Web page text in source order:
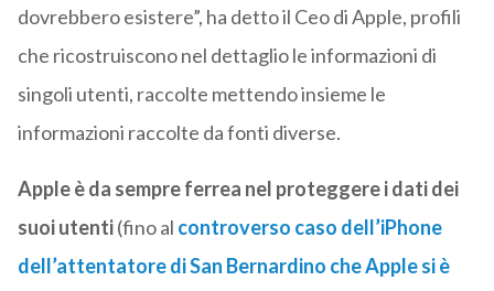
dovrebbero esistere”, ha detto il Ceo di Apple, profili
che ricostruiscono nel dettaglio le informazioni di
singoli utenti, raccolte mettendo insieme le
informazioni raccolte da fonti diverse.
Apple è da sempre ferrea nel proteggere i dati dei
suoi utenti(fino al controverso caso dell’iPhone
dell’attentatore di San Bernardino che Apple si è